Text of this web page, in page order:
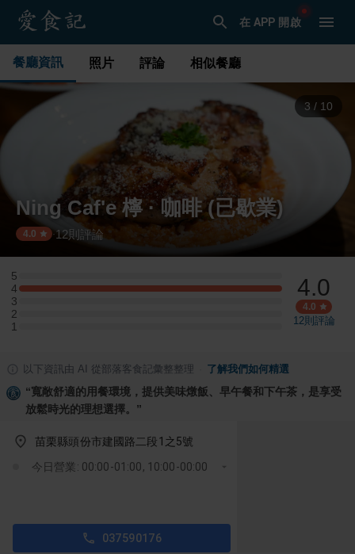
在 APP 開啟
餐廳資訊 照片 評論 相似餐廳
3 / 10
Ning Caf'e 檸 · 咖啡 (已歇業)
4.0 ·12則評論
5
5 星：0 則評論
4
4 星：2 則評論
3
3 星：0 則評論
2
2 星：0 則評論
1
1 星：0 則評論
4.0
4.0
12則評論
以下資訊由 AI 從部落客食記彙整整理 了解我們如何精選
“寬敞舒適的用餐環境，提供美味燉飯、早午餐和下午茶，是享受
放鬆時光的理想選擇。 ”
苗栗縣頭份市建國路二段1之5號
今日營業: 00:00-01:00, 10:00-00:00
037590176